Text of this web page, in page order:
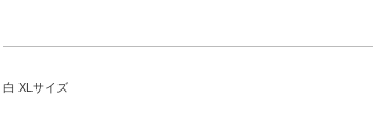
白 XLサイズ